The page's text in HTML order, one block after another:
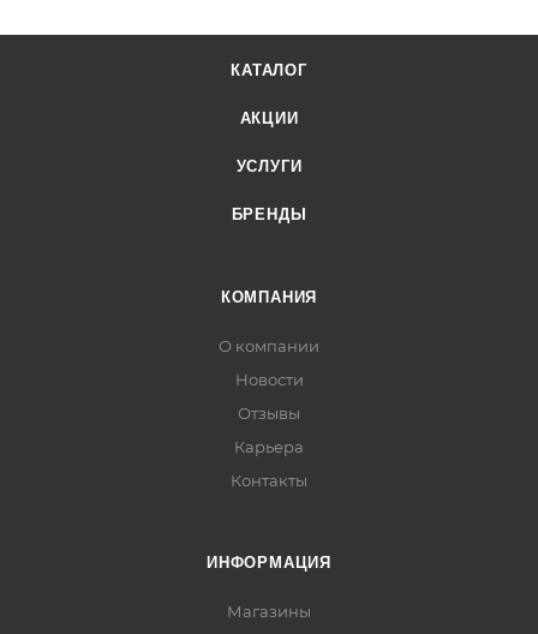
КАТАЛОГ
АКЦИИ
УСЛУГИ
БРЕНДЫ
КОМПАНИЯ
О компании
Новости
Отзывы
Карьера
Контакты
ИНФОРМАЦИЯ
Магазины